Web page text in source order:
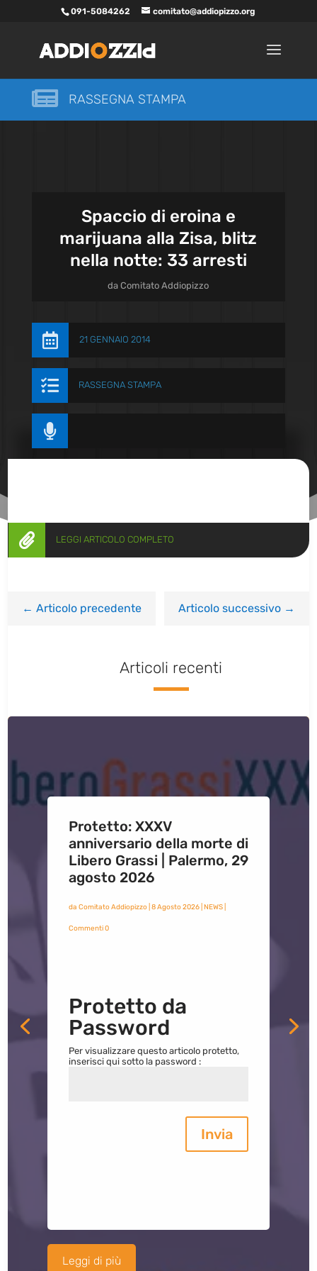
091-5084262 comitato@addiopizzo.org
 RASSEGNA STAMPA
Spaccio di eroina e
marijuana alla Zisa, blitz
nella notte: 33 arresti
daComitato Addiopizzo
 21 GENNAIO 2014
 RASSEGNA STAMPA

 LEGGI ARTICOLO COMPLETO
←Articolo precedente Articolo successivo→
Articoli recenti
Protetto: XXXV
anniversario della morte di
Libero Grassi | Palermo, 29
agosto 2026
da Comitato Addiopizzo| 8 Agosto 2026| NEWS|
Commenti 0
Protetto da
Password
Per visualizzare questo articolo protetto,
inserisci qui sotto la password :
Invia
Leggi di più